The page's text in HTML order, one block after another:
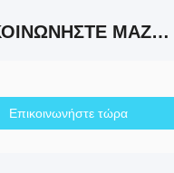
ΕΠΙΚΟΙΝΩΝΉΣΤΕ ΜΑΖΊ ΜΑΣ
Επικοινωνήστε τώρα